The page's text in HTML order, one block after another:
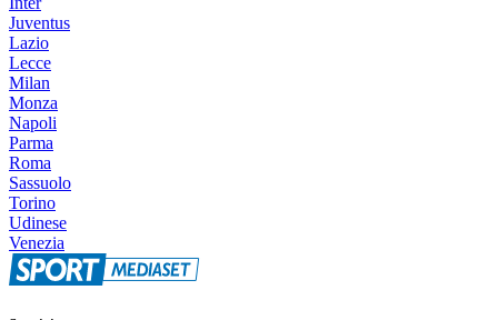
Juventus
Lazio
Lecce
Milan
Monza
Napoli
Parma
Roma
Sassuolo
Torino
Udinese
Venezia